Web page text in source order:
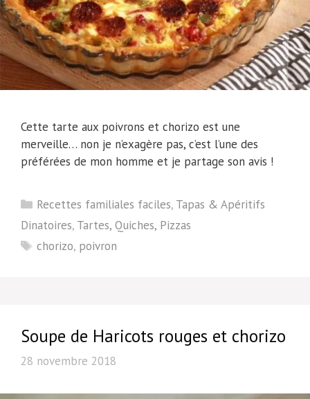
Cette tarte aux poivrons et chorizo est une
merveille… non je n’exagère pas, c’est l’une des
préférées de mon homme et je partage son avis !
Catégories
Recettes familiales faciles, Tapas & Apéritifs
Dinatoires, Tartes, Quiches, Pizzas
Étiquettes
chorizo, poivron
Soupe de Haricots rouges et chorizo
28 novembre 2018